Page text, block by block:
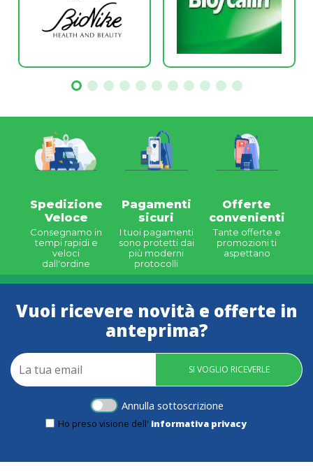
Spedizione
Veloce
Consegnamo in
tempi rapidi e
veloci
dall'ordine
Pagamenti
sicuri
I tuoi pagamenti
sono protetti dai
più moderni
protocolli
Offerte
convenienti
Tante offerte e
promozioni ti
aspettano
Vuoi ricevere novità e offerte in
anteprima?
SI VOGLIO RICEVERLE
Ho preso visione dell' informativa privacy
Annulla sottoscrizione